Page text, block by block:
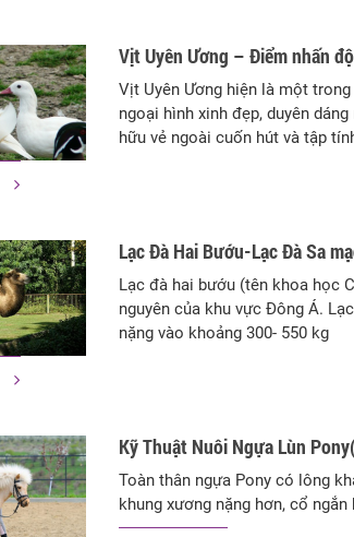
Vịt Uyên Ương – Điểm nhấn
Vịt Uyên Ương hiện là một
ngoại hình xinh đẹp, duyên
hữu vẻ ngoài cuốn hút và tập
Lạc Đà Hai Bướu-Lạc Đà Sa
Lạc đà hai bướu (tên khoa học
nguyên của khu vực Đông Á.
nặng vào khoảng 300- 550 kg
Kỹ Thuật Nuôi Ngựa Lùn
Toàn thân ngựa Pony có lông
khung xương nặng hơn, cổ